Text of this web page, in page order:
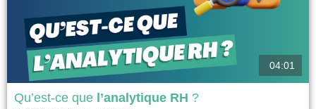
04:01
Qu’est-ce que l’analytique RH ?